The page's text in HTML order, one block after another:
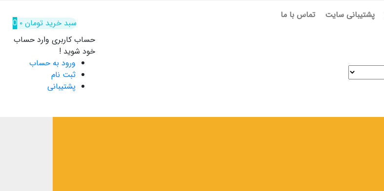
پشتیبانی سایت تماس با ما
سبد خرید تومان۰
0
حساب کاربری وارد حساب
خود شوید !
ورود به حساب
ثبت نام
پشتیبانی